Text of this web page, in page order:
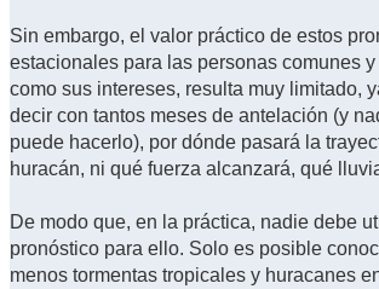
Sin embargo, el valor práctico de estos
estacionales para las personas comunes
como sus intereses, resulta muy limitado,
decir con tantos meses de antelación (y
puede hacerlo), por dónde pasará la
huracán, ni qué fuerza alcanzará, qué
De modo que, en la práctica, nadie debe
pronóstico para ello. Solo es posible
menos tormentas tropicales y huracanes